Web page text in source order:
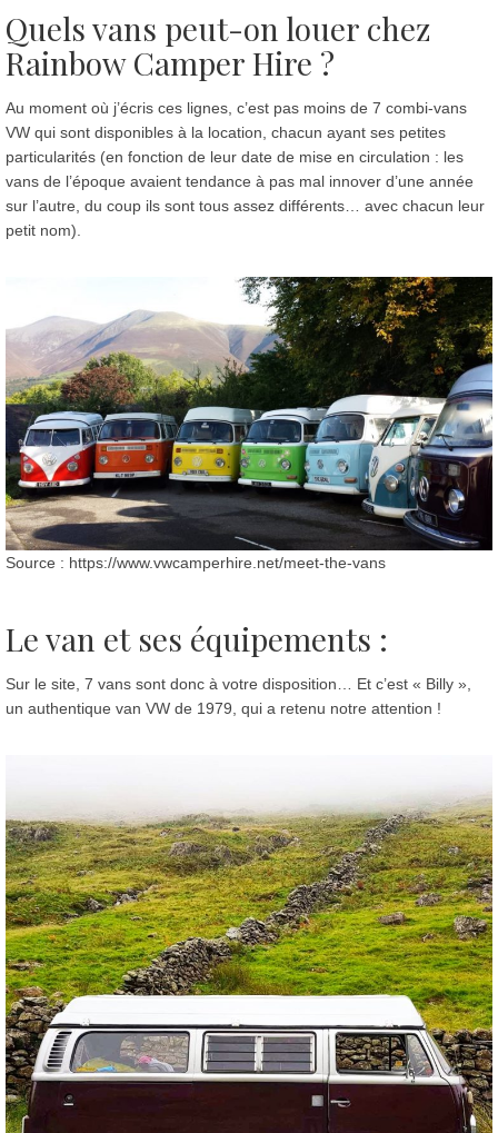
Quels vans peut-on louer chez
Rainbow Camper Hire ?
Au moment où j’écris ces lignes, c’est pas moins de 7 combi-vans
VW qui sont disponibles à la location, chacun ayant ses petites
particularités (en fonction de leur date de mise en circulation : les
vans de l’époque avaient tendance à pas mal innover d’une année
sur l’autre, du coup ils sont tous assez différents… avec chacun leur
petit nom).
Source : https://www.vwcamperhire.net/meet-the-vans
Le van et ses équipements :
Sur le site, 7 vans sont donc à votre disposition… Et c’est « Billy »,
un authentique van VW de 1979, qui a retenu notre attention !